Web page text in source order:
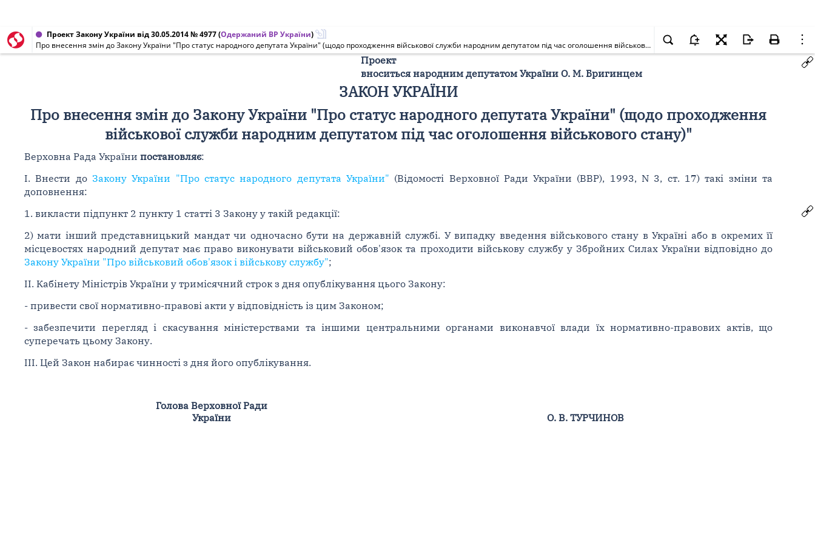
Проект Закону України від 30.05.2014 № 4977(Одержаний ВР України)
Про внесення змін до Закону України "Про статус народного депутата України" (щодо проходження військової служби народним депутатом під час оголошення військового стану)